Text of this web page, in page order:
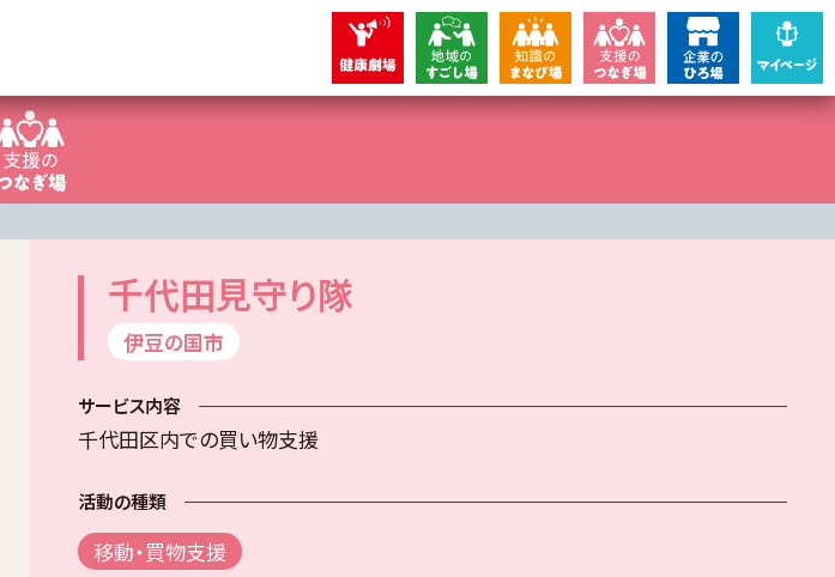
千代田見守り隊
伊豆の国市
サービス内容
千代田区内での買い物支援
活動の種類
移動・買物支援